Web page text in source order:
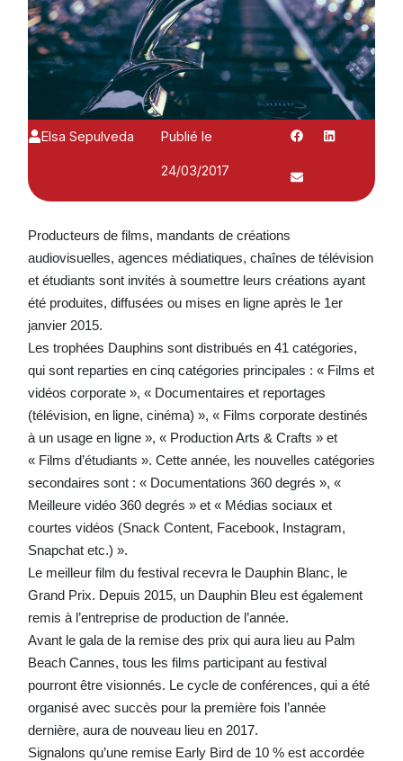
Elsa Sepulveda
Publié le
24/03/2017
Producteurs de films, mandants de créations
audiovisuelles, agences médiatiques, chaînes de télévision
et étudiants sont invités à soumettre leurs créations ayant
été produites, diffusées ou mises en ligne après le 1er
janvier 2015.
Les trophées Dauphins sont distribués en 41 catégories,
qui sont reparties en cinq catégories principales : « Films et
vidéos corporate », « Documentaires et reportages
(télévision, en ligne, cinéma) », « Films corporate destinés
à un usage en ligne », « Production Arts & Crafts » et
« Films d’étudiants ». Cette année, les nouvelles catégories
secondaires sont : « Documentations 360 degrés », «
Meilleure vidéo 360 degrés » et « Médias sociaux et
courtes vidéos (Snack Content, Facebook, Instagram,
Snapchat etc.) ».
Le meilleur film du festival recevra le Dauphin Blanc, le
Grand Prix. Depuis 2015, un Dauphin Bleu est également
remis à l’entreprise de production de l’année.
Avant le gala de la remise des prix qui aura lieu au Palm
Beach Cannes, tous les films participant au festival
pourront être visionnés. Le cycle de conférences, qui a été
organisé avec succès pour la première fois l’année
dernière, aura de nouveau lieu en 2017.
Signalons qu’une remise Early Bird de 10 % est accordée